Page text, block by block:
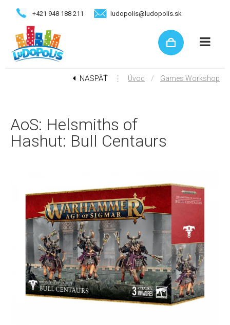
+421 948 188 211 ludopolis@ludopolis.sk
NASPÄŤ ⋮ Úvod / Games Workshop
AoS: Helsmiths of
Hashut: Bull Centaurs